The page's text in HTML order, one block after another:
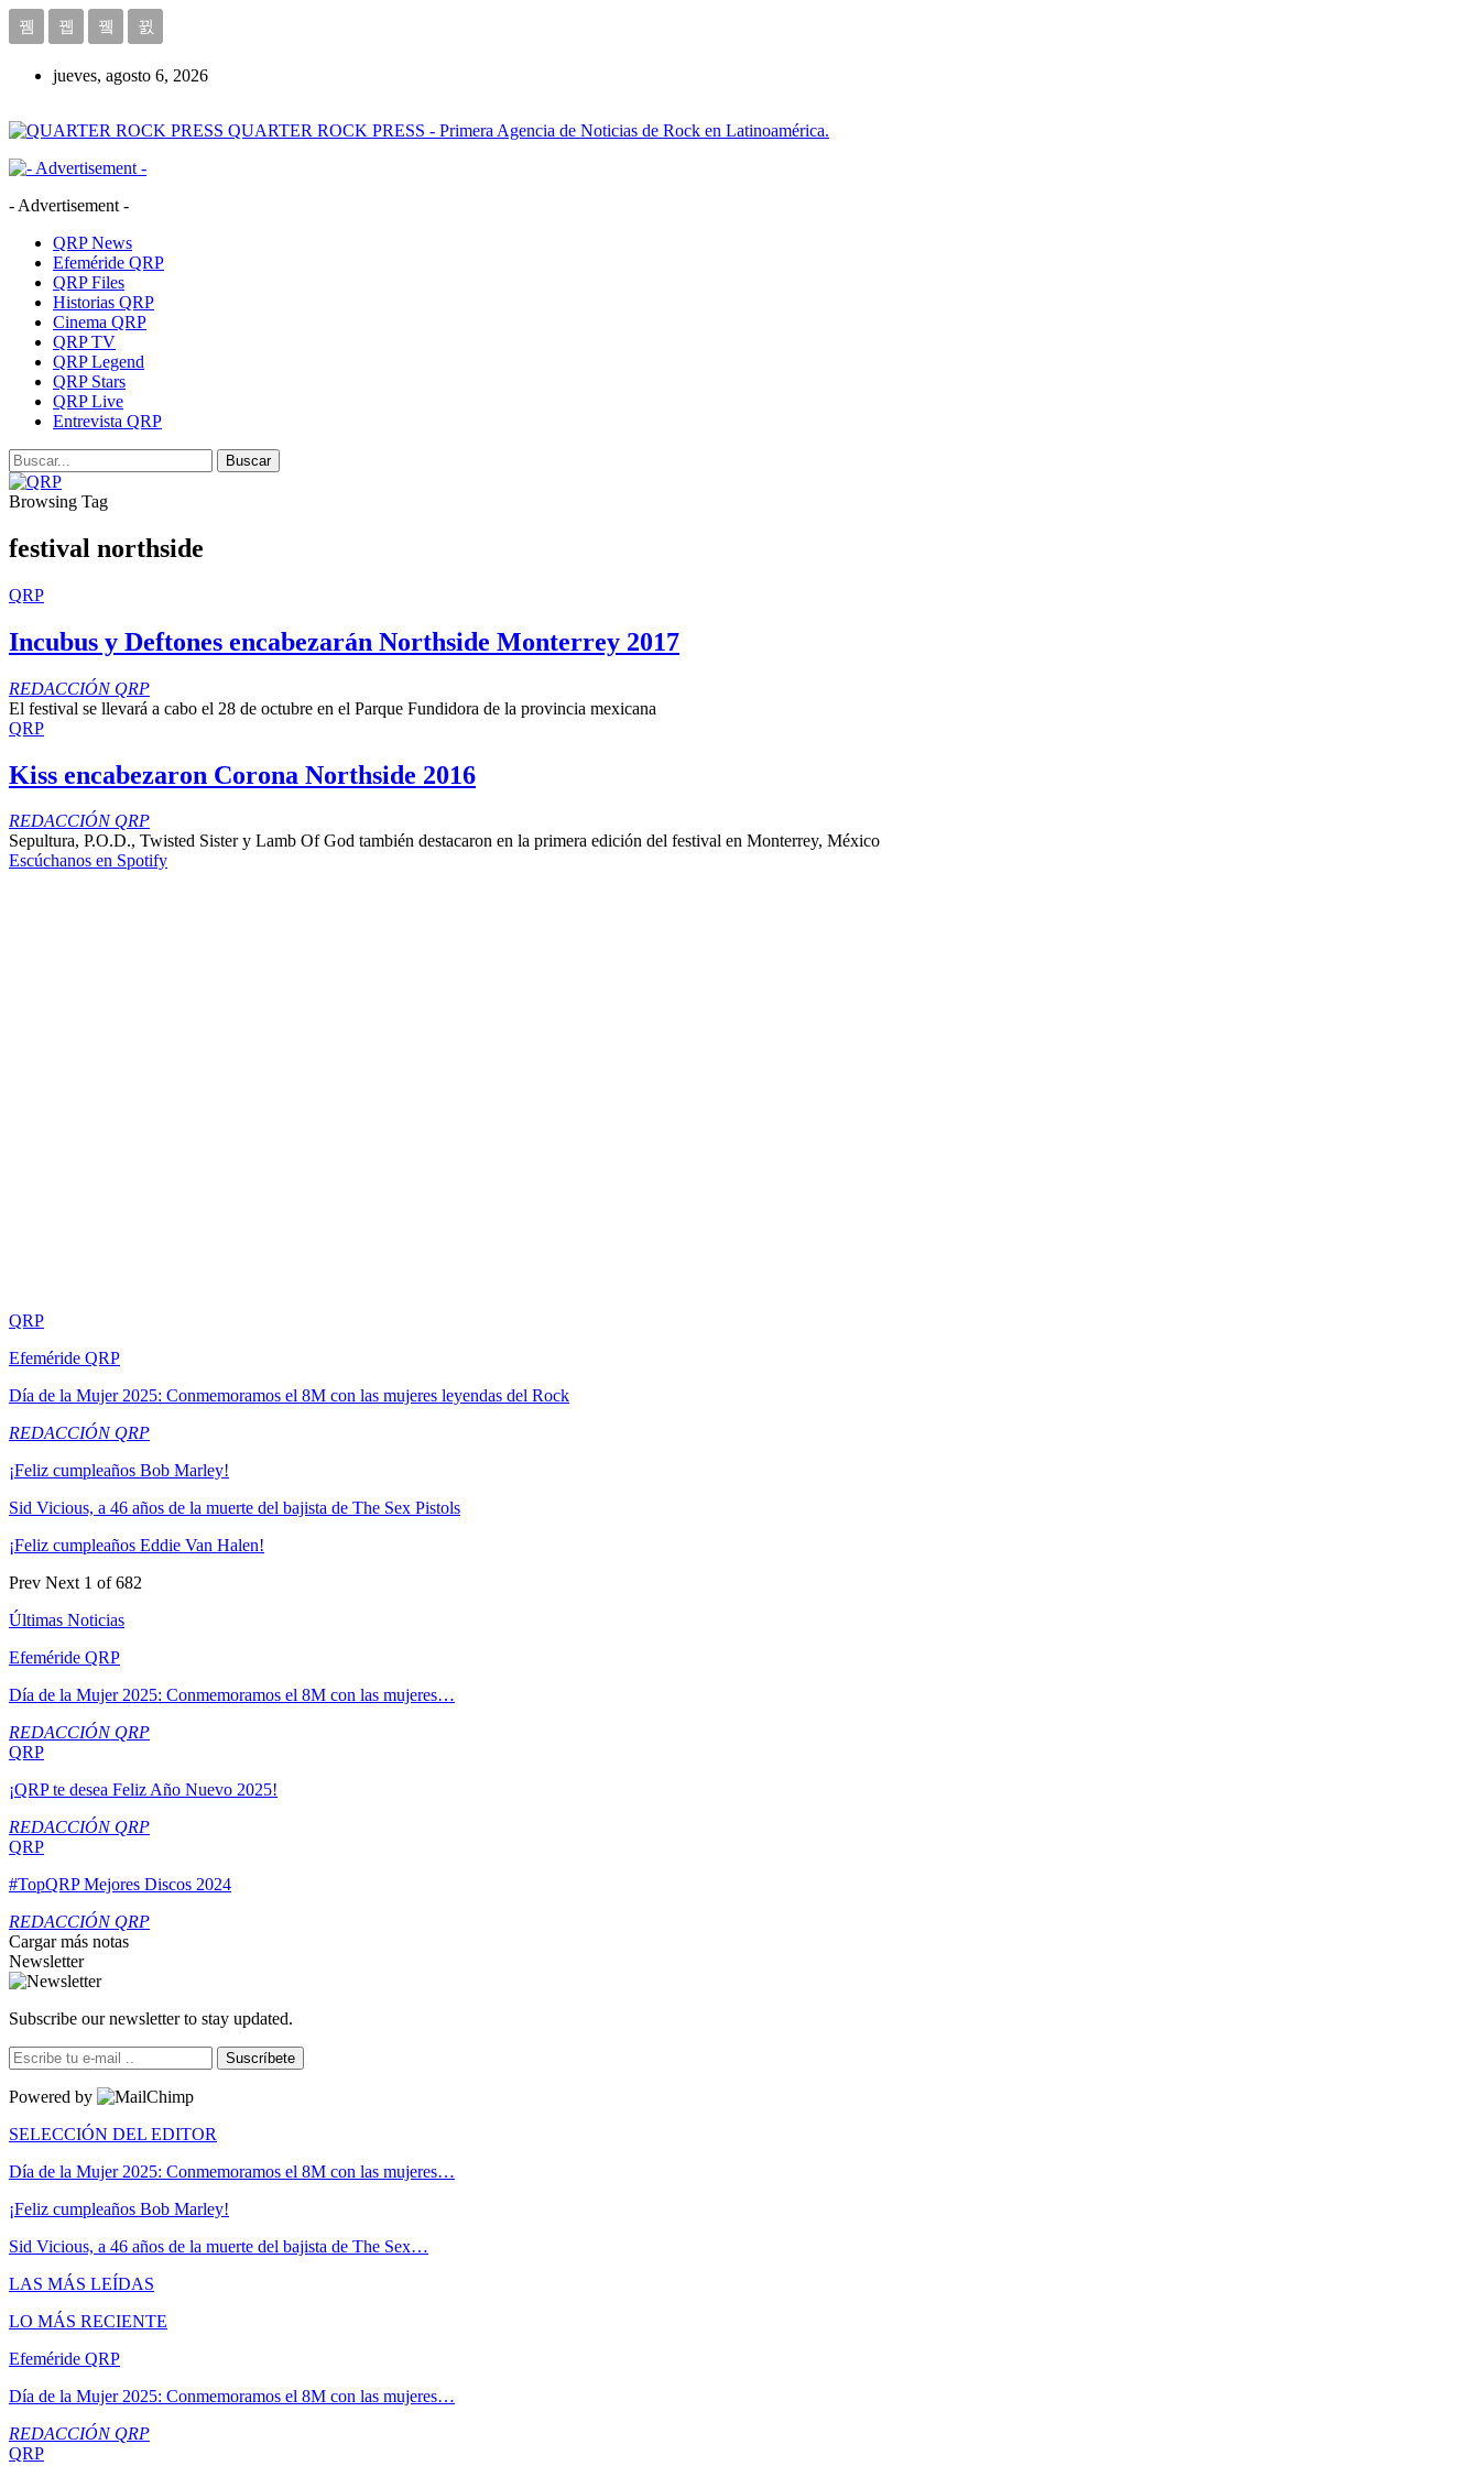
jueves, agosto 6, 2026
QUARTER ROCK PRESS - Primera Agencia de Noticias de Rock en Latinoamérica.
- Advertisement -
QRP News
Efeméride QRP
QRP Files
Historias QRP
Cinema QRP
QRP TV
QRP Legend
QRP Stars
QRP Live
Entrevista QRP
Browsing Tag
festival northside
QRP
Incubus y Deftones encabezarán Northside Monterrey 2017
REDACCIÓN QRP
El festival se llevará a cabo el 28 de octubre en el Parque Fundidora de la provincia mexicana
QRP
Kiss encabezaron Corona Northside 2016
REDACCIÓN QRP
Sepultura, P.O.D., Twisted Sister y Lamb Of God también destacaron en la primera edición del festival en Monterrey, México
Escúchanos en Spotify
QRP
Efeméride QRP
Día de la Mujer 2025: Conmemoramos el 8M con las mujeres leyendas del Rock
REDACCIÓN QRP
¡Feliz cumpleaños Bob Marley!
Sid Vicious, a 46 años de la muerte del bajista de The Sex Pistols
¡Feliz cumpleaños Eddie Van Halen!
Prev Next 1 of 682
Últimas Noticias
Efeméride QRP
Día de la Mujer 2025: Conmemoramos el 8M con las mujeres…
REDACCIÓN QRP
QRP
¡QRP te desea Feliz Año Nuevo 2025!
REDACCIÓN QRP
QRP
#TopQRP Mejores Discos 2024
REDACCIÓN QRP
Cargar más notas
Newsletter
Subscribe our newsletter to stay updated.
Suscríbete
Powered by
SELECCIÓN DEL EDITOR
Día de la Mujer 2025: Conmemoramos el 8M con las mujeres…
¡Feliz cumpleaños Bob Marley!
Sid Vicious, a 46 años de la muerte del bajista de The Sex…
LAS MÁS LEÍDAS
LO MÁS RECIENTE
Efeméride QRP
Día de la Mujer 2025: Conmemoramos el 8M con las mujeres…
REDACCIÓN QRP
QRP